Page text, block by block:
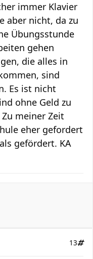
immer Klavier
aber nicht, da zu
Übungsstunde
gehen
die alles in
sind
Es ist nicht
ohne Geld zu
meiner Zeit
eher gefordert
gefördert. KA
13